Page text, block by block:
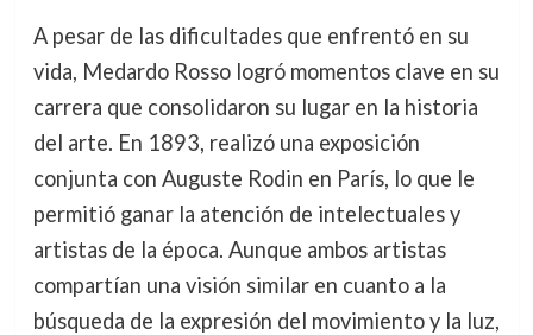
A pesar de las dificultades que enfrentó en su
vida, Medardo Rosso logró momentos clave en su
carrera que consolidaron su lugar en la historia
del arte. En 1893, realizó una exposición
conjunta con Auguste Rodin en París, lo que le
permitió ganar la atención de intelectuales y
artistas de la época. Aunque ambos artistas
compartían una visión similar en cuanto a la
búsqueda de la expresión del movimiento y la luz,